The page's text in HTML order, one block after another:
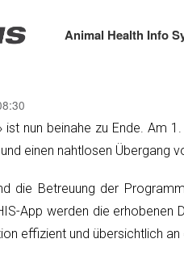
MainAnimal Health Info
nun beinahe zu Ende.
einen nahtlosen
die Betreuung der
App werden die
effizient und übersichtlich